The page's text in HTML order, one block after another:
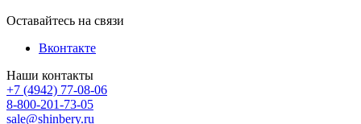
Оставайтесь на связи
Вконтакте
Наши контакты
+7 (4942) 77-08-06
8-800-201-73-05
sale@shinbery.ru